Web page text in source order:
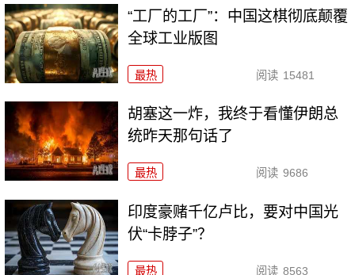
“工厂的工厂”：中国这棋彻底颠覆
全球工业版图
最热 阅读 15481
胡塞这一炸，我终于看懂伊朗总
统昨天那句话了
最热 阅读 9686
印度豪赌千亿卢比，要对中国光
伏“卡脖子”？
最热 阅读 8563